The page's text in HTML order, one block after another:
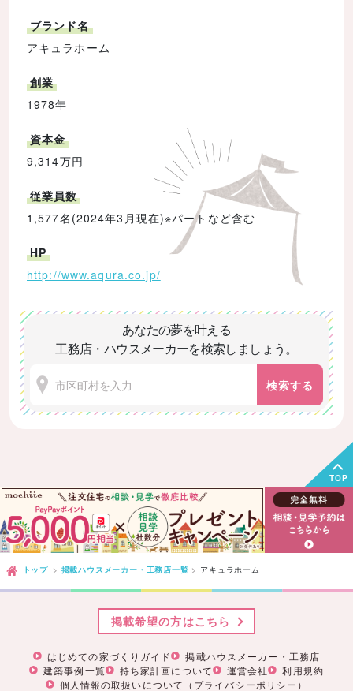
ブランド名
アキュラホーム
創業
1978年
資本金
9,314万円
従業員数
1,577名(2024年3月現在)※パートなど含む
HP
http://www.aqura.co.jp/
あなたの夢を叶える
工務店・ハウスメーカーを検索しましょう。
検索する
TOP
トップ 掲載ハウスメーカー・工務店一覧 アキュラホーム
はじめての家づくりガイド
掲載ハウスメーカー・工務店
建築事例一覧
持ち家計画について 運営会社
利用規約
個人情報の取扱いについて（プライバシーポリシー）
掲載希望の方はこちら